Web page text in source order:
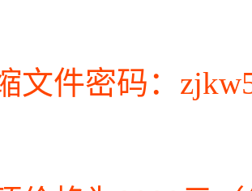
文件密码：